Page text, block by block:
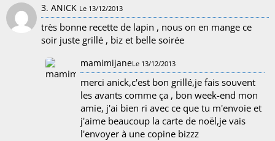
3. ANICK Le 13/12/2013
très bonne recette de lapin , nous on en mange ce
soir juste grillé , biz et belle soirée
mamimijaneLe 13/12/2013
merci anick,c'est bon grillé,je fais souvent
les avants comme ça , bon week-end mon
amie, j'ai bien ri avec ce que tu m'envoie et
j'aime beaucoup la carte de noël,je vais
l'envoyer à une copine bizzz